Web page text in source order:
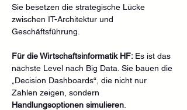
Sie besetzen die strategische Lücke
zwischen IT-Architektur und
Geschäftsführung.
Für die Wirtschaftsinformatik HF: Es ist das
nächste Level nach Big Data. Sie bauen die
„Decision Dashboards“, die nicht nur
Zahlen zeigen, sondern
Handlungsoptionen simulieren